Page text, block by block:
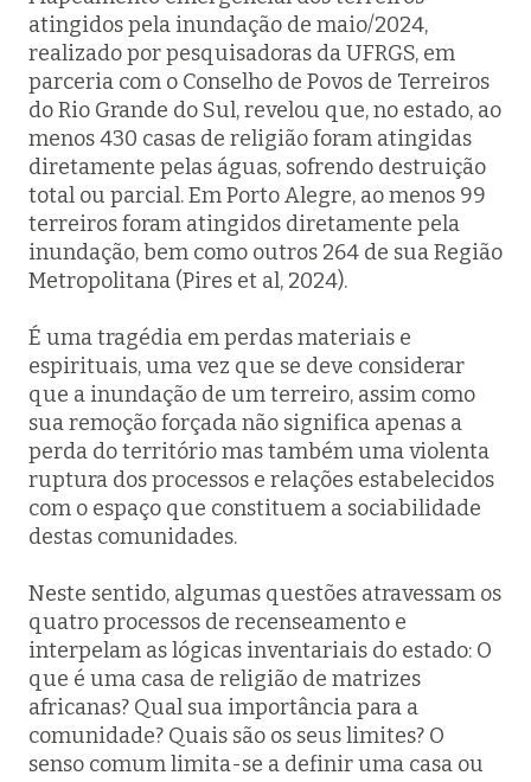
atingidos pela inundação de maio/2024,
realizado por pesquisadoras da UFRGS, em
parceria com o Conselho de Povos de Terreiros
do Rio Grande do Sul, revelou que, no estado, ao
menos 430 casas de religião foram atingidas
diretamente pelas águas, sofrendo destruição
total ou parcial. Em Porto Alegre, ao menos 99
terreiros foram atingidos diretamente pela
inundação, bem como outros 264 de sua Região
Metropolitana (Pires et al, 2024).
É uma tragédia em perdas materiais e
espirituais, uma vez que se deve considerar
que a inundação de um terreiro, assim como
sua remoção forçada não significa apenas a
perda do território mas também uma violenta
ruptura dos processos e relações estabelecidos
com o espaço que constituem a sociabilidade
destas comunidades.
Neste sentido, algumas questões atravessam os
quatro processos de recenseamento e
interpelam as lógicas inventariais do estado: O
que é uma casa de religião de matrizes
africanas? Qual sua importância para a
comunidade? Quais são os seus limites? O
senso comum limita-se a definir uma casa ou